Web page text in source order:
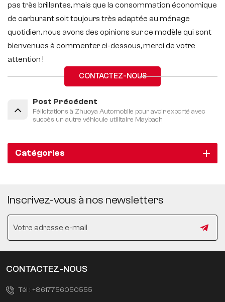
pas très brillantes, mais que la consommation économique
de carburant soit toujours très adaptée au ménage
quotidien, nous avons des opinions sur ce modèle qui sont
bienvenues à commenter ci-dessous, merci de votre
attention !
CONTACTEZ-NOUS
Post Précédent
Félicitations à Zhuoya Automobile pour avoir exporté avec
succès un autre véhicule utilitaire Maybach
Catégories
Inscrivez-vous à nos newsletters
CONTACTEZ-NOUS
Tél : +8617756050555